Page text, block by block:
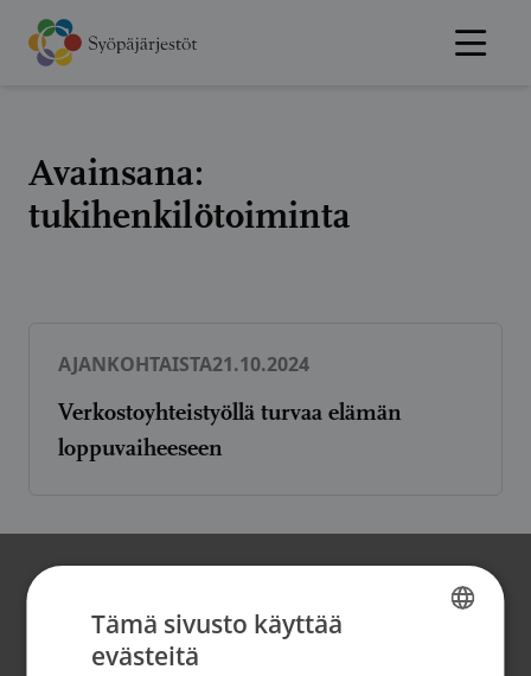
Hyppää
sisältöön
Avainsana:
tukihenkilötoiminta
AJANKOHTAISTA21.10.2024
Verkostoyhteistyöllä turvaa elämän
loppuvaiheeseen
Syöpäjärjestöt
Tämä sivusto käyttää
evästeitä